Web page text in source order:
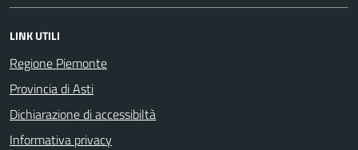
LINK UTILI
Regione Piemonte
Provincia di Asti
Dichiarazione di accessibiltà
Informativa privacy